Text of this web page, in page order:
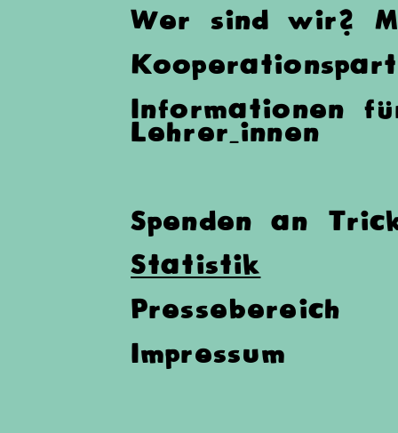
Wer sind wir?
Informationen
Lehrer_innen
Spenden an
Statistik
Pressebereich
Impressum